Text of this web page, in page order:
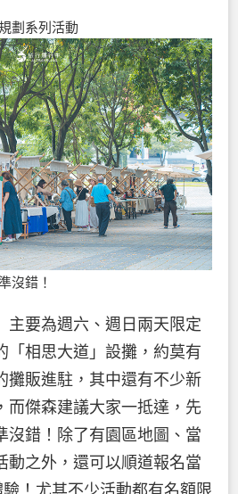
劃系列活動
沒錯！
主要為週六、週日兩天限定
「相思大道」設攤，約莫有
攤販進駐，其中還有不少新
而傑森建議大家一抵達，先
沒錯！除了有園區地圖、當
動之外，還可以順道報名當
！尤其不少活動都有名額限